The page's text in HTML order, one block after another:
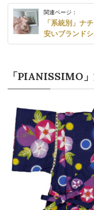
関連ページ：
「系統別」ナ
安いブランド
「PIANISSIMO